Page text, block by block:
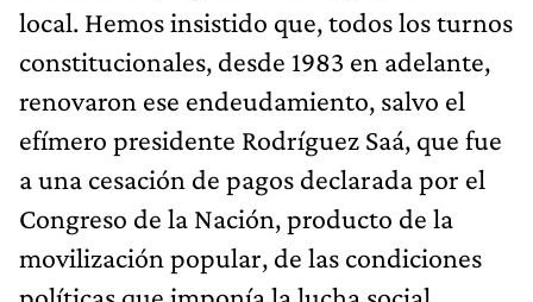
local. Hemos insistido que, todos los turnos
constitucionales, desde 1983 en adelante,
renovaron ese endeudamiento, salvo el
efímero presidente Rodríguez Saá, que fue
a una cesación de pagos declarada por el
Congreso de la Nación, producto de la
movilización popular, de las condiciones